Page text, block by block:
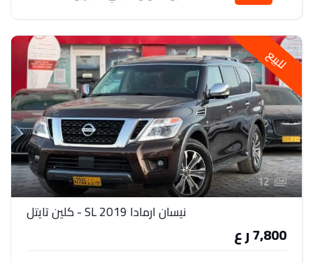
دفع أمامي
للبيع
12
نيسان ارمادا 2019 SL - كلين تايتل
7,800 ر ع